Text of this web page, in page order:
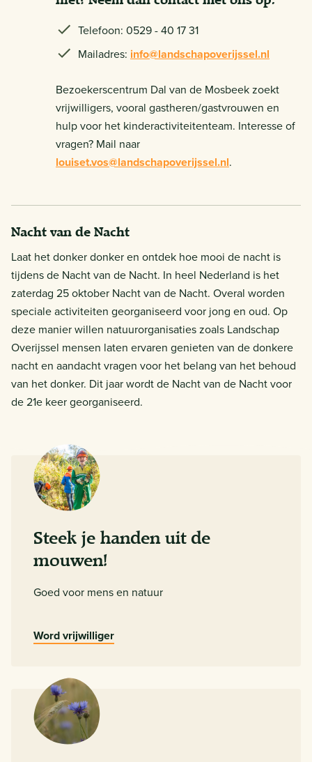
Telefoon: 0529 - 40 17 31
Mailadres: info@landschapoverijssel.nl
Bezoekerscentrum Dal van de Mosbeek zoekt
vrijwilligers, vooral gastheren/gastvrouwen en
hulp voor het kinderactiviteitenteam. Interesse of
vragen? Mail naar
louiset.vos@landschapoverijssel.nl.
Nacht van de Nacht
Laat het donker donker en ontdek hoe mooi de nacht is
tijdens de Nacht van de Nacht. In heel Nederland is het
zaterdag 25 oktober Nacht van de Nacht. Overal worden
speciale activiteiten georganiseerd voor jong en oud. Op
deze manier willen natuurorganisaties zoals Landschap
Overijssel mensen laten ervaren genieten van de donkere
nacht en aandacht vragen voor het belang van het behoud
van het donker. Dit jaar wordt de Nacht van de Nacht voor
de 21e keer georganiseerd.
Steek je handen uit de
mouwen!
Goed voor mens en natuur
Word vrijwilliger